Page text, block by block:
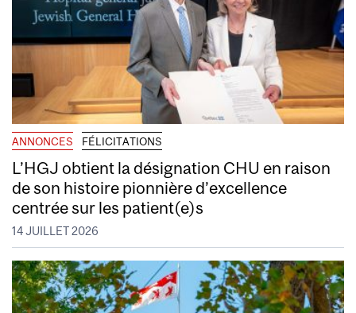
ANNONCES FÉLICITATIONS
L’HGJ obtient la désignation CHU en raison
de son histoire pionnière d’excellence
centrée sur les patient(e)s
14 JUILLET 2026